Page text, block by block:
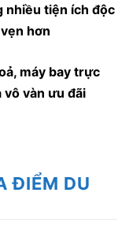
nhiều tiện ích độc
hơn
máy bay trực
vô vàn ưu đãi
ĐIỂM DU